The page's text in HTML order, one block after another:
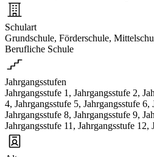
Schulart
Grundschule, Förderschule,
Berufliche Schule
Jahrgangsstufen
Jahrgangsstufe 1, Jahrgangsstufe 2,
4, Jahrgangsstufe 5, Jahrgangsstufe 6,
Jahrgangsstufe 8, Jahrgangsstufe 9,
Jahrgangsstufe 11, Jahrgangsstufe 12,